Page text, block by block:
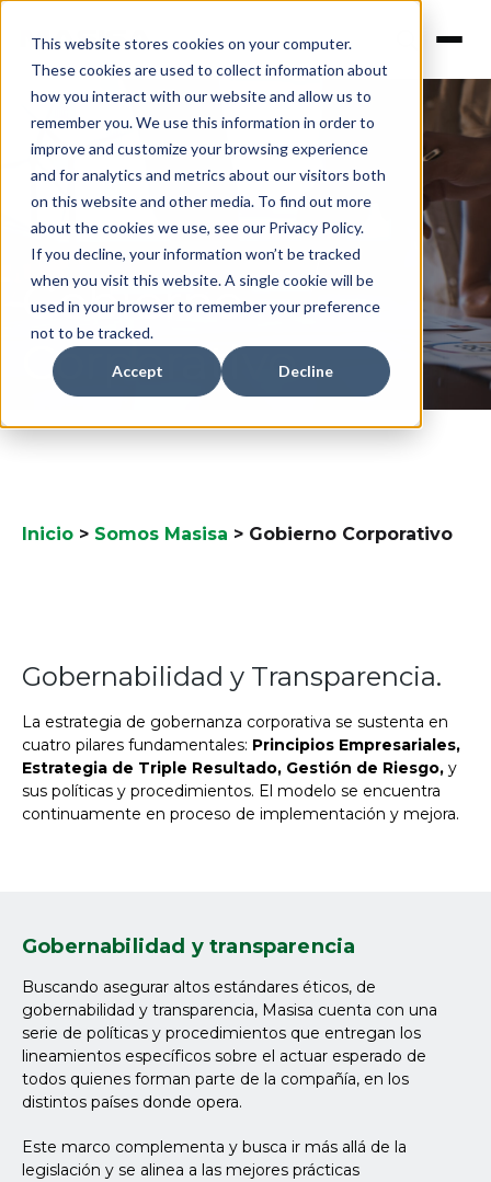
This website stores cookies on your computer.
These cookies are used to collect information about
how you interact with our website and allow us to
remember you. We use this information in order to
improve and customize your browsing experience
and for analytics and metrics about our visitors both
on this website and other media. To find out more
about the cookies we use, see our Privacy Policy.
If you decline, your information won’t be tracked
when you visit this website. A single cookie will be
used in your browser to remember your preference
not to be tracked.
Accept Decline
Gobierno
Corporativo
Inicio > Somos Masisa > Gobierno Corporativo
Gobernabilidad y Transparencia.
La estrategia de gobernanza corporativa se sustenta en
cuatro pilares fundamentales: Principios Empresariales,
Estrategia de Triple Resultado, Gestión de Riesgo, y
sus políticas y procedimientos. El modelo se encuentra
continuamente en proceso de implementación y mejora.
Gobernabilidad y transparencia
Buscando asegurar altos estándares éticos, de
gobernabilidad y transparencia, Masisa cuenta con una
serie de políticas y procedimientos que entregan los
lineamientos específicos sobre el actuar esperado de
todos quienes forman parte de la compañía, en los
distintos países donde opera.
Este marco complementa y busca ir más allá de la
legislación y se alinea a las mejores prácticas